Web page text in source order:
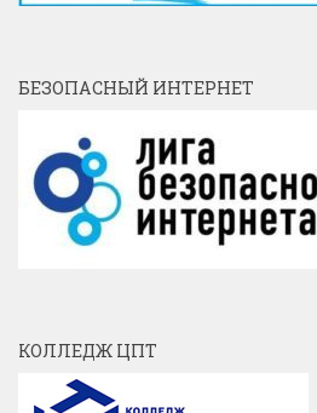
БЕЗОПАСНЫЙ ИНТЕРНЕТ
КОЛЛЕДЖ ЦПТ